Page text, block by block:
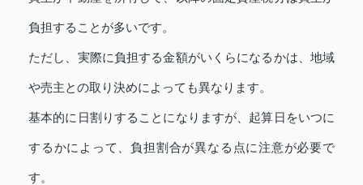
負担することが多いです。
ただし、実際に負担する金額がいくらになるかは、地域
や売主との取り決めによっても異なります。
基本的に日割りすることになりますが、起算日をいつに
するかによって、負担割合が異なる点に注意が必要で
す。